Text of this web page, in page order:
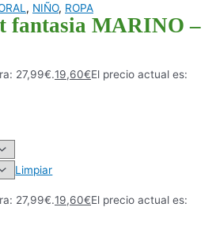
, NIÑO, ROPA
fantasia MARINO –
27,99€.19,60€El precio actual es:
Limpiar
27,99€.19,60€El precio actual es: